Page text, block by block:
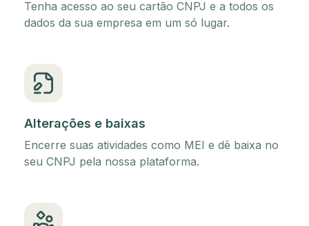
Tenha acesso ao seu cartão CNPJ e a todos os
dados da sua empresa em um só lugar.
Alterações e baixas
Encerre suas atividades como MEI e dê baixa no
seu CNPJ pela nossa plataforma.